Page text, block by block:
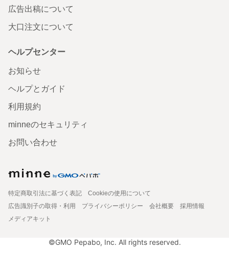
広告出稿について
大口注文について
ヘルプセンター
お知らせ
ヘルプとガイド
利用規約
minneのセキュリティ
お問い合わせ
特定商取引法に基づく表記
Cookieの使用について
広告識別子の取得・利用
プライバシーポリシー 会社概要
採用情報
メディアキット
©GMO Pepabo, Inc. All rights reserved.